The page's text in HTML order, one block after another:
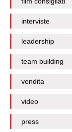
interviste
leadership
team building
vendita
video
press